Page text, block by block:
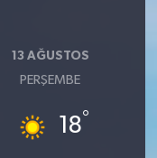
13 AĞUSTOS
PERŞEMBE
18°